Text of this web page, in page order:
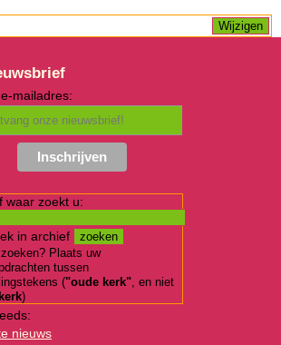
mailadres:
waar zoekt u:
in archief
Plaats uw
tussen
("oude kerk", en niet
)
nieuws